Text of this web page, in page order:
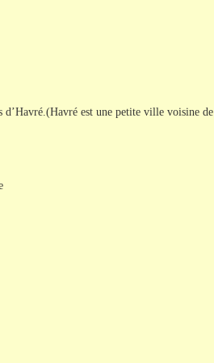
est une petite ville voisine de